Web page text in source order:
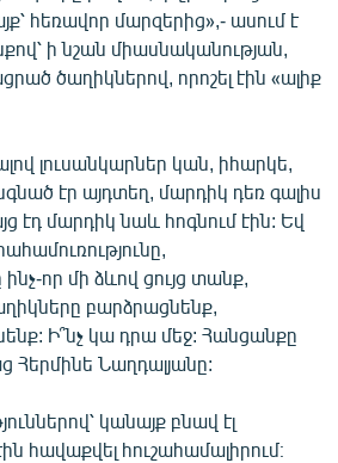
հեռավոր մարզերից»,- ասում է
ի նշան միասնականության,
ծաղիկներով, որոշել էին «ալիք
լուսանկարներ կան, իհարկե,
էր այդտեղ, մարդիկ դեռ գալիս
էդ մարդիկ նաև հոգնում էին: Եվ
որ մի ձևով ցույց տանք,
բարձրացնենք,
Ի՞նչ կա դրա մեջ: Հանցանքը
Հերմինե Նաղդալյանը:
կանայք բնավ էլ
հավաքվել հուշահամալիրում։